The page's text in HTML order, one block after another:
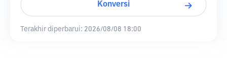
Konversi
Terakhir diperbarui: 2026/08/08 18:00